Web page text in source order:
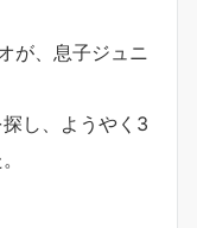
が、息子ジュニ
し、ようやく3